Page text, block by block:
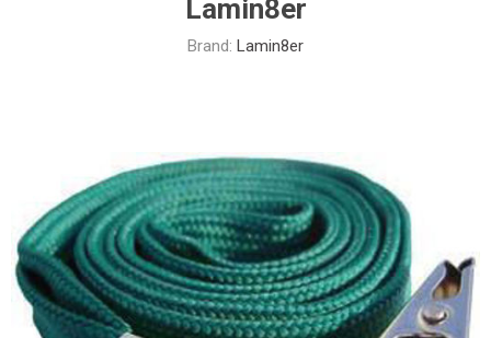
Lamin8er
Brand: Lamin8er